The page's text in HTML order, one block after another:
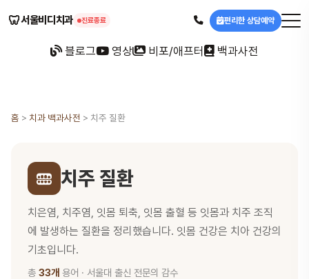
🦷서울비디치과 진료종료 편리한 상담예약
블로그 영상 비포/애프터 백과사전
홈 > 치과 백과사전 > 치주 질환
치주 질환
치은염, 치주염, 잇몸 퇴축, 잇몸 출혈 등 잇몸과 치주 조직
에 발생하는 질환을 정리했습니다. 잇몸 건강은 치아 건강의
기초입니다.
총 33개 용어 · 서울대 출신 전문의 감수